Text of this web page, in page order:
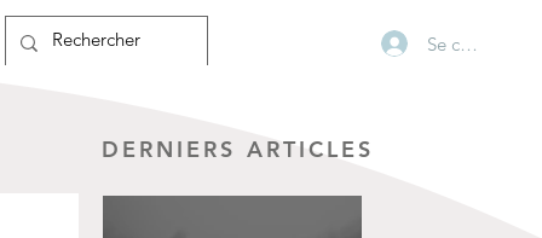
Se connecter
DERNIERS ARTICLES